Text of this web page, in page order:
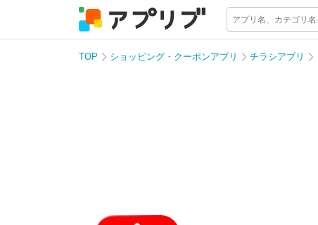
TOP ショッピング・クーポンアプリ チラシアプリ